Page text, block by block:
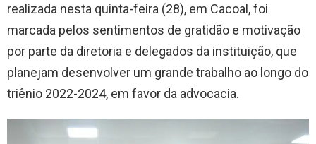
realizada nesta quinta-feira (28), em Cacoal, foi
marcada pelos sentimentos de gratidão e motivação
por parte da diretoria e delegados da instituição, que
planejam desenvolver um grande trabalho ao longo do
triênio 2022-2024, em favor da advocacia.